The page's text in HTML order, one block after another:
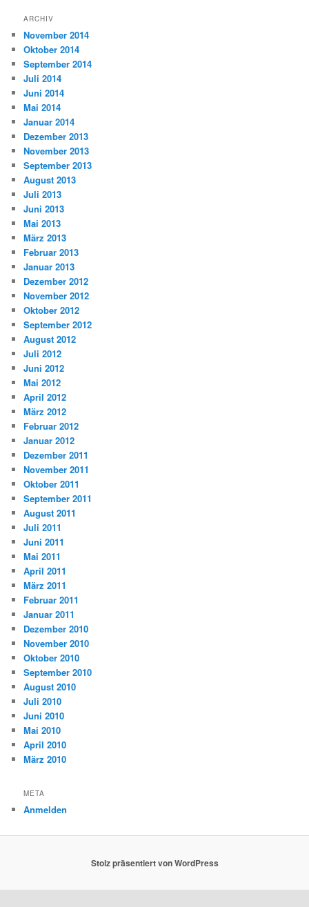
ARCHIV
November 2014
Oktober 2014
September 2014
Juli 2014
Juni 2014
Mai 2014
Januar 2014
Dezember 2013
November 2013
September 2013
August 2013
Juli 2013
Juni 2013
Mai 2013
März 2013
Februar 2013
Januar 2013
Dezember 2012
November 2012
Oktober 2012
September 2012
August 2012
Juli 2012
Juni 2012
Mai 2012
April 2012
März 2012
Februar 2012
Januar 2012
Dezember 2011
November 2011
Oktober 2011
September 2011
August 2011
Juli 2011
Juni 2011
Mai 2011
April 2011
März 2011
Februar 2011
Januar 2011
Dezember 2010
November 2010
Oktober 2010
September 2010
August 2010
Juli 2010
Juni 2010
Mai 2010
April 2010
März 2010
META
Anmelden
Stolz präsentiert von WordPress